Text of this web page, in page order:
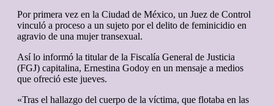
Por primera vez en la Ciudad de México, un Juez de Control
vinculó a proceso a un sujeto por el delito de feminicidio en
agravio de una mujer transexual.
Así lo informó la titular de la Fiscalía General de Justicia
(FGJ) capitalina, Ernestina Godoy en un mensaje a medios
que ofreció este jueves.
«Tras el hallazgo del cuerpo de la víctima, que flotaba en las